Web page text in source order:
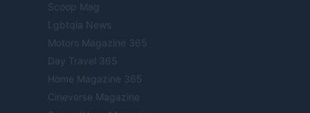
Scoop Mag
Lgbtqia News
Motors Magazine 365
Day Travel 365
Home Magazine 365
Cineverse Magazine